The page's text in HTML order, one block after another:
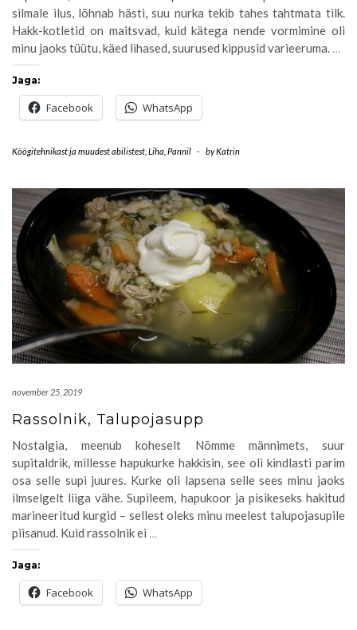
silmale ilus, lõhnab hästi, suu nurka tekib tahes tahtmata tilk.
Hakk-kotletid on maitsvad, kuid kätega nende vormimine oli
minu jaoks tüütu, käed lihased, suurused kippusid varieeruma. …
Jaga:
Facebook WhatsApp
Köögitehnikast ja muudest abilistest Liha Pannil - byKatrin
november 25, 2019
Rassolnik, Talupojasupp
Nostalgia, meenub koheselt Nõmme männimets, suur
supitaldrik, millesse hapukurke hakkisin, see oli kindlasti parim
osa selle supi juures. Kurke oli lapsena selle sees minu jaoks
ilmselgelt liiga vähe. Supileem, hapukoor ja pisikeseks hakitud
marineeritud kurgid – sellest oleks minu meelest talupojasupile
piisanud. Kuid rassolnik ei …
Jaga:
Facebook WhatsApp